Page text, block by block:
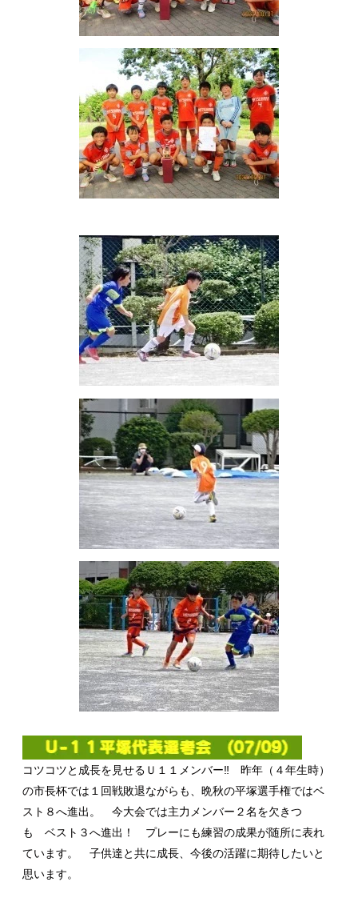
コツコツと成長を見せるＵ１１メンバー‼ 昨年（４年生時）
の市長杯では１回戦敗退ながらも、晩秋の平塚選手権ではベ
スト８へ進出。 今大会では主力メンバー２名を欠きつゝ
も ベスト３へ進出！ プレーにも練習の成果が随所に表れ
ています。 子供達と共に成長、今後の活躍に期待したいと
思います。